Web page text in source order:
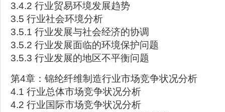
3.4.2 行业贸易环境发展趋势
3.5 行业社会环境分析
3.5.1 行业发展与社会经济的协调
3.5.2 行业发展面临的环境保护问题
3.5.3 行业发展的地区不平衡问题
第4章：锦纶纤维制造行业市场竞争状况分析
4.1 行业总体市场竞争状况分析
4.2 行业国际市场竞争状况分析